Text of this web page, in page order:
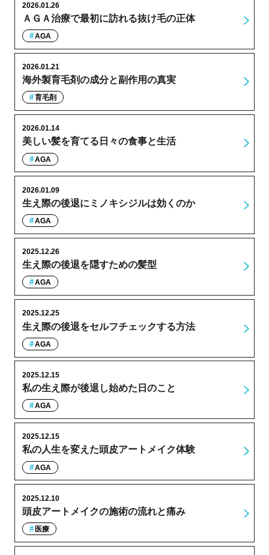
ＡＧＡ治療で最初に訪れる抜け毛の正体
2026.01.26
AGA
海外製育毛剤の成分と副作用の真実
2026.01.21
育毛剤
美しい髪を育てる日々の食事と生活
2026.01.14
AGA
生え際の後退にミノキシジルは効くのか
2026.01.09
AGA
生え際の後退を隠すための髪型
2025.12.26
AGA
生え際の後退をセルフチェックする方法
2025.12.25
AGA
私の生え際が後退し始めた日のこと
2025.12.15
AGA
私の人生を変えた頭皮アートメイク体験
2025.12.15
AGA
頭皮アートメイクの施術の流れと痛み
2025.12.10
医療